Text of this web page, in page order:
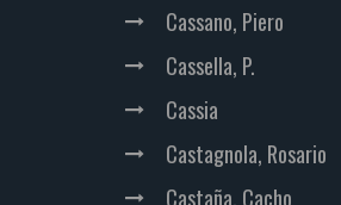
Cassano, Piero
Cassella, P.
Cassia
Castagnola, Rosario
Castaña, Cacho